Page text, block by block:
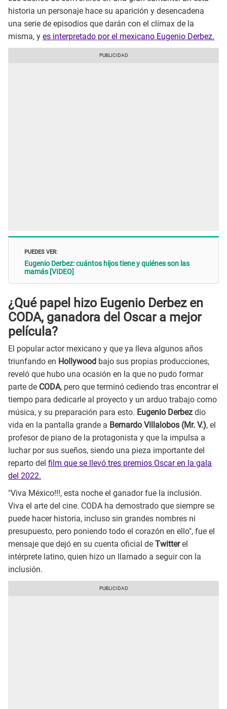
historia un personaje hace su aparición y desencadena
una serie de episodios que darán con el clímax de la
misma, y es interpretado por el mexicano Eugenio Derbez.
PUEDES VER:
Eugenio Derbez: cuántos hijos tiene y quiénes son las
mamás [VIDEO]
¿Qué papel hizo Eugenio Derbez en
CODA, ganadora del Oscar a mejor
película?
El popular actor mexicano y que ya lleva algunos años
triunfando en Hollywood bajo sus propias producciones,
reveló que hubo una ocasión en la que no pudo formar
parte de CODA, pero que terminó cediendo tras encontrar el
tiempo para dedicarle al proyecto y un arduo trabajo como
música, y su preparación para esto. Eugenio Derbez dio
vida en la pantalla grande a Bernardo Villalobos (Mr. V.), el
profesor de piano de la protagonista y que la impulsa a
luchar por sus sueños, siendo una pieza importante del
reparto del film que se llevó tres premios Oscar en la gala
del 2022.
"Viva México!!!, esta noche el ganador fue la inclusión.
Viva el arte del cine. CODA ha demostrado que siempre se
puede hacer historia, incluso sin grandes nombres ni
presupuesto, pero poniendo todo el corazón en ello", fue el
mensaje que dejó en su cuenta oficial de Twitterel
intérprete latino, quien hizo un llamado a seguir con la
inclusión.